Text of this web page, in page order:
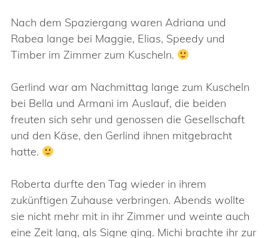
Nach dem Spaziergang waren Adriana und
Rabea lange bei Maggie, Elias, Speedy und
Timber im Zimmer zum Kuscheln.
Gerlind war am Nachmittag lange zum Kuscheln
bei Bella und Armani im Auslauf, die beiden
freuten sich sehr und genossen die Gesellschaft
und den Käse, den Gerlind ihnen mitgebracht
hatte.
Roberta durfte den Tag wieder in ihrem
zukünftigen Zuhause verbringen. Abends wollte
sie nicht mehr mit in ihr Zimmer und weinte auch
eine Zeit lang, als Signe ging. Michi brachte ihr zur